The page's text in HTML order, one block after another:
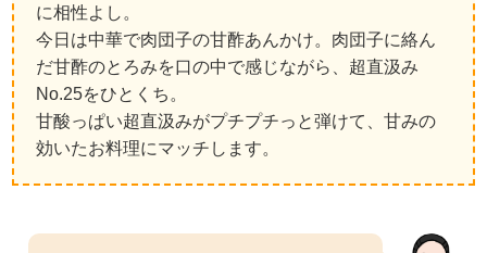
に相性よし。
今日は中華で肉団子の甘酢あんかけ。肉団子に絡ん
だ甘酢のとろみを口の中で感じながら、超直汲み
No.25をひとくち。
甘酸っぱい超直汲みがプチプチっと弾けて、甘みの
効いたお料理にマッチします。